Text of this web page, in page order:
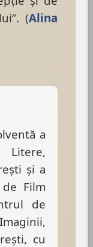
(Alina
a
și a
Film
de
cu